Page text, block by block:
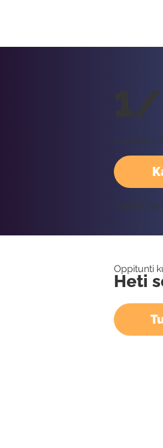
1/
Vaatii
Oppitunti
Heti